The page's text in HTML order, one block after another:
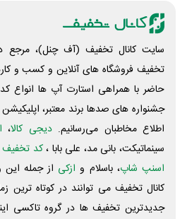
سایت کانال تخفیف (آف چنل)، مرجع
تخفیف فروشگاه های آنلاین و کسب و‌
حاضر با همراهی استارت آپ ها انواع
جشنواره های صدها برند معتبر،
اطلاع مخاطبان می‌رسانیم. دیجی کالا،
سینماتیکت، بانی مد، علی‌ بابا ،کد تخفیف
اسنپ شاپ، باسلام و ازکی از جمله
کانال تخفیف می توانند در کوتاه ترین
جدیدترین تخفیف ها در گروه تاکسی